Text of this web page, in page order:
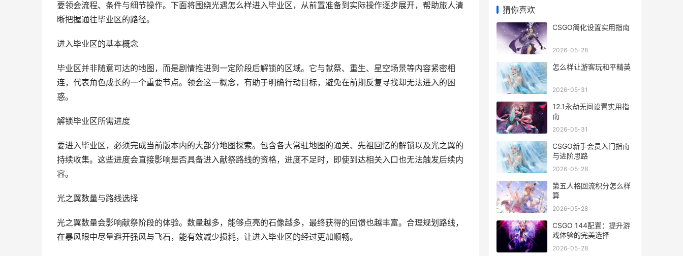
要领会流程、条件与细节操作。下面将围绕光遇怎么样进入毕业区，从前置准备到实际操作逐步展开，帮助旅人清
晰把握通往毕业区的路径。
进入毕业区的基本概念
毕业区并非随意可达的地图，而是剧情推进到一定阶段后解锁的区域。它与献祭、重生、星空场景等内容紧密相
连，代表角色成长的一个重要节点。领会这一概念，有助于明确行动目标，避免在前期反复寻找却无法进入的困
惑。
解锁毕业区所需进度
要进入毕业区，必须完成当前版本内的大部分地图探索。包含各大常驻地图的通关、先祖回忆的解锁以及光之翼的
持续收集。这些进度会直接影响是否具备进入献祭路线的资格，进度不足时，即使到达相关入口也无法触发后续内
容。
光之翼数量与路线选择
光之翼数量会影响献祭阶段的体验。数量越多，能够点亮的石像越多，最终获得的回馈也越丰富。合理规划路线，
在暴风眼中尽量避开强风与飞石，能有效减少损耗，让进入毕业区的经过更加顺畅。
猜你喜欢
CSGO简化设置实用指南
2026-05-28
怎么样让游客玩和平精英
2026-05-31
12.1永劫无间设置实用指
南
2026-05-31
CSGO新手会员入门指南
与进阶思路
2026-05-28
第五人格回流积分怎么样
算
2026-05-28
CSGO 144配置：提升游
戏体验的完美选择
2026-05-28